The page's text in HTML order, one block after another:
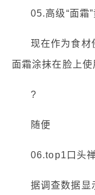
05.高级“面霜”
现在作为食材
面霜涂抹在脸上使
?
随便
06.top1口头
据调查数据显